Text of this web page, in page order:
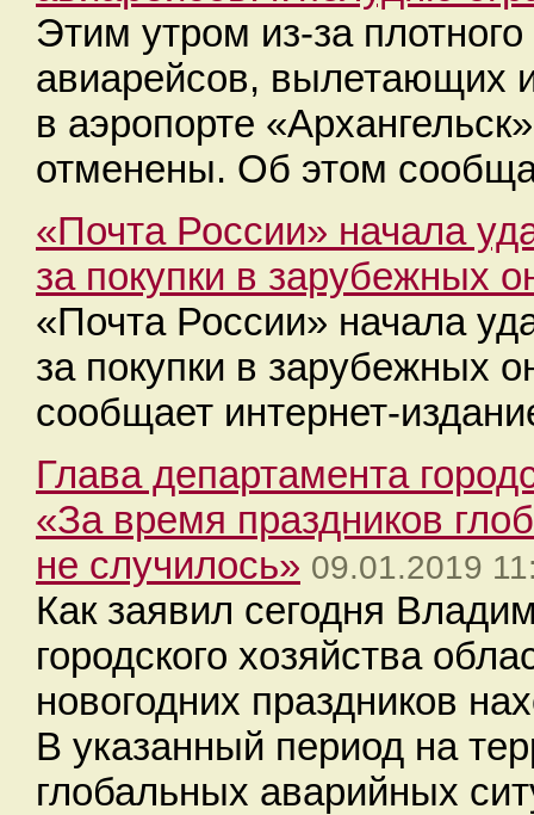
Этим утром из-за
авиарейсов, вылетающих
в аэропорте
отменены. Об этом
«Почта России» начала
за покупки в зарубежных
«Почта России» начала
за покупки в зарубежных
сообщает интернет-
Глава департамента
«За время праздников
не случилось» 09.01.2019
Как заявил сегодня
городского хозяйства
новогодних праздников
В указанный период на
глобальных аварийных